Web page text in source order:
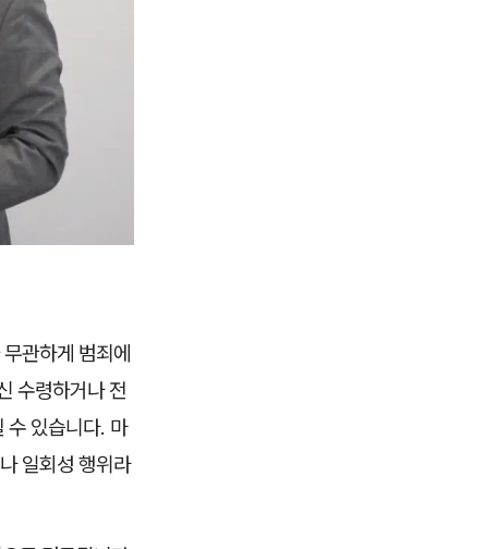
관하게 범죄에
수령하거나 전
수 있습니다. 마
일회성 행위라